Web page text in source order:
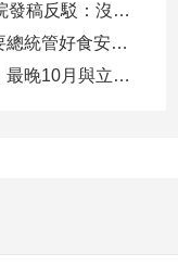
吳乃仁管收12天就放人 台中地院發稿反駁：沒有司法雙標
賴總統批台中食安破口 盧秀燕要總統管好食安 蔣萬安搬2014「食安即國安」打臉
軍警消加薪預算又落空 張惇涵：最晚10月與立法院溝通